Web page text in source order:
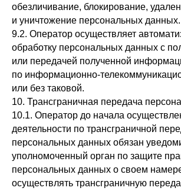
обезличивание, блокирование,
и уничтожение персональных данных.
9.2. Оператор осуществляет
обработку персональных данных с
или передачей полученной
по информационно-
или без таковой.
10. Трансграничная передача
10.1. Оператор до начала
деятельности по трансграничной
персональных данных обязан
уполномоченный орган по защите
персональных данных о своем
осуществлять трансграничную